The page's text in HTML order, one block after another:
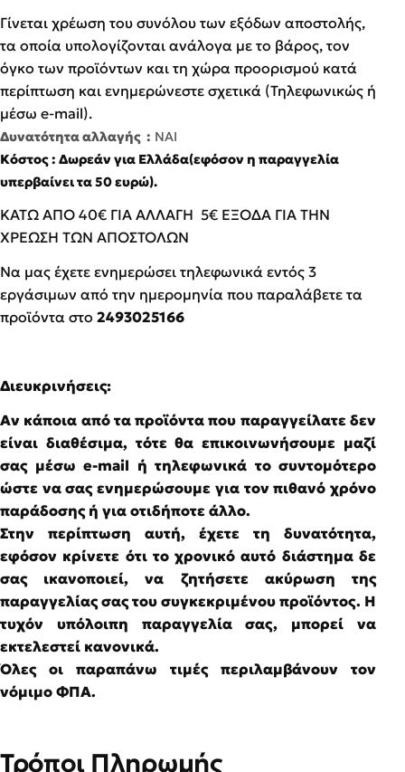
Γίνεται χρέωση του συνόλου των εξόδων αποστολής,
τα οποία υπολογίζονται ανάλογα με το βάρος, τον
όγκο των προϊόντων και τη χώρα προορισμού κατά
περίπτωση και ενημερώνεστε σχετικά (Τηλεφωνικώς ή
μέσω e-mail).
Δυνατότητα αλλαγής : ΝΑΙ
Κόστος : Δωρεάν για Ελλάδα(εφόσον η παραγγελία
υπερβαίνει τα 50 ευρώ).
ΚΑΤΩ ΑΠΟ 40€ ΓΙΑ ΑΛΛΑΓΗ 5€ ΕΞΟΔΑ ΓΙΑ ΤΗΝ
ΧΡΕΩΣΗ ΤΩΝ ΑΠΟΣΤΟΛΩΝ
Να μας έχετε ενημερώσει τηλεφωνικά εντός 3
εργάσιμων από την ημερομηνία που παραλάβετε τα
προϊόντα στο 2493025166
Διευκρινήσεις:
Αν κάποια από τα προϊόντα που παραγγείλατε δεν
είναι διαθέσιμα, τότε θα επικοινωνήσουμε μαζί
σας μέσω e-mail ή τηλεφωνικά το συντομότερο
ώστε να σας ενημερώσουμε για τον πιθανό χρόνο
παράδοσης ή για οτιδήποτε άλλο.
Στην περίπτωση αυτή, έχετε τη δυνατότητα,
εφόσον κρίνετε ότι το χρονικό αυτό διάστημα δε
σας ικανοποιεί, να ζητήσετε ακύρωση της
παραγγελίας σας του συγκεκριμένου προϊόντος. Η
τυχόν υπόλοιπη παραγγελία σας, μπορεί να
εκτελεστεί κανονικά.
Όλες οι παραπάνω τιμές περιλαμβάνουν τον
νόμιμο ΦΠΑ.
Τρόποι Πληρωμής